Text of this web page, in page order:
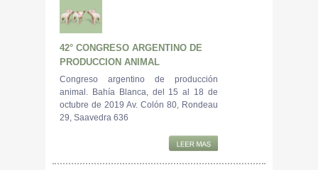
42° CONGRESO ARGENTINO DE
PRODUCCION ANIMAL
Congreso argentino de producción
animal. Bahía Blanca, del 15 al 18 de
octubre de 2019 Av. Colón 80, Rondeau
29, Saavedra 636